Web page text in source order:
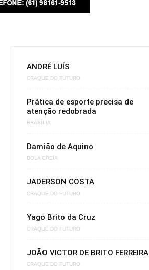
ANDRÉ LUÍS
CRAQUE DO FUTURO
Prática de esporte precisa de
atenção redobrada
BRASÍLIA
Damião de Aquino
BOLA CHEIA
JADERSON COSTA
CRAQUE DO FUTURO
Yago Brito da Cruz
CRAQUE DO FUTURO
JOÃO VICTOR DE BRITO FERREIRA
CRAQUE DO FUTURO